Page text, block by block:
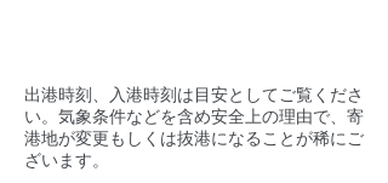
​出港時刻、入港時刻は目安としてご覧くださ
い。気象条件などを含め安全上の理由で、寄
港地が変更もしくは抜港になることが稀にご
ざいます。